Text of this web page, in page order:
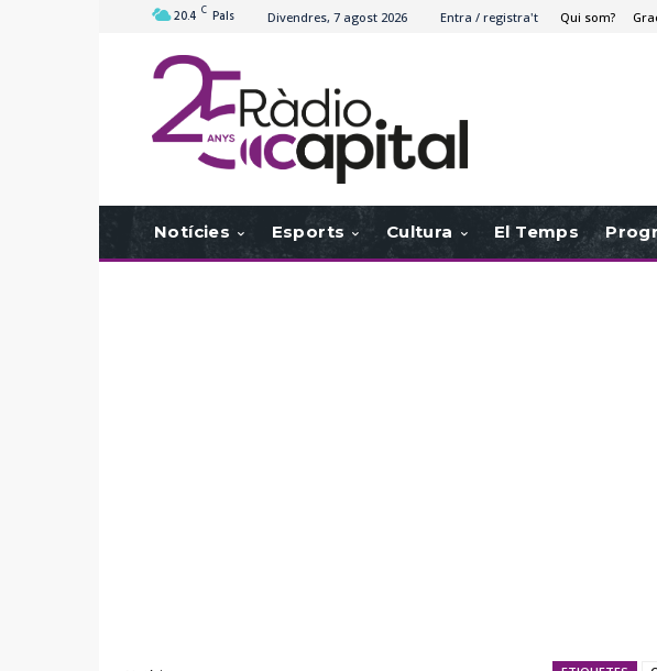
20.4 C Pals Divendres, 7 agost 2026 Entra / registra't Qui som?
Notícies Esports Cultura El Temps